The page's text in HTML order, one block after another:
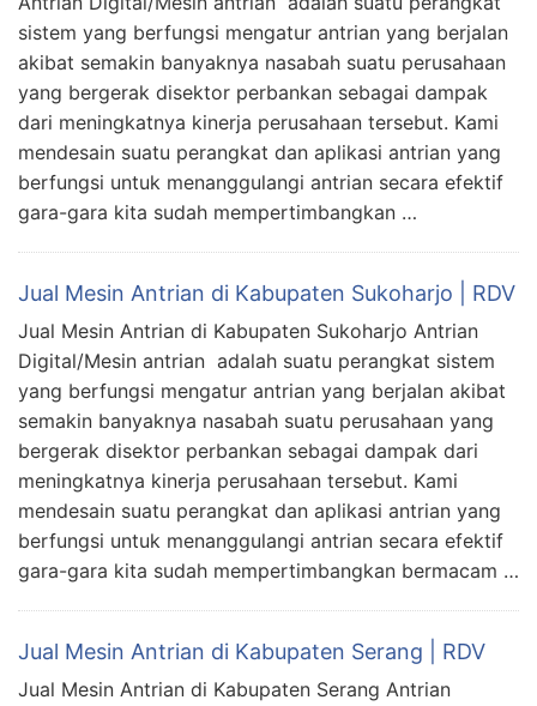
sistem yang berfungsi mengatur antrian yang berjalan
akibat semakin banyaknya nasabah suatu perusahaan
yang bergerak disektor perbankan sebagai dampak
dari meningkatnya kinerja perusahaan tersebut. Kami
mendesain suatu perangkat dan aplikasi antrian yang
berfungsi untuk menanggulangi antrian secara efektif
gara-gara kita sudah mempertimbangkan …
Jual Mesin Antrian di Kabupaten Sukoharjo | RDV
Jual Mesin Antrian di Kabupaten Sukoharjo Antrian
Digital/Mesin antrian adalah suatu perangkat sistem
yang berfungsi mengatur antrian yang berjalan akibat
semakin banyaknya nasabah suatu perusahaan yang
bergerak disektor perbankan sebagai dampak dari
meningkatnya kinerja perusahaan tersebut. Kami
mendesain suatu perangkat dan aplikasi antrian yang
berfungsi untuk menanggulangi antrian secara efektif
gara-gara kita sudah mempertimbangkan bermacam …
Jual Mesin Antrian di Kabupaten Serang | RDV
Jual Mesin Antrian di Kabupaten Serang Antrian